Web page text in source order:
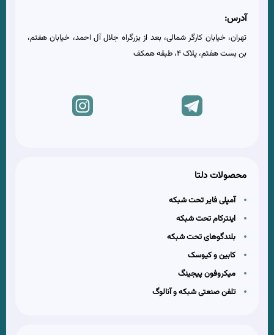
آدرس:
تهران، خیابان کارگر شمالی، بعد از بزرگراه جلال آل احمد، خیابان هفتم،
بن بست هفتم، پلاک 4، طبقه همکف
محصولات دلتا
آمپلی فایر تحت شبکه
اینترکام تحت شبکه
بلندگوهای تحت شبکه
کابین و کیوسک
میکروفون پیجینگ
تلفن صنعتی شبکه و آنالوگ